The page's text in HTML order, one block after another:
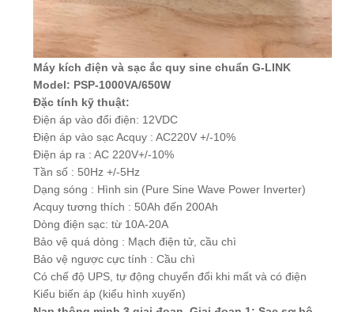
Máy kích điện và sạc ắc quy sine chuẩn
G-LINK
Model: PSP-1000VA /650W
Đặc tính kỹ thuật:
Điện áp vào đổi điện: 12VDC
Điện áp vào sạc Acquy : AC220V +/-10%
Điện áp ra : AC 220V+/-10%
Tần số : 50Hz +/-5Hz
Dạng sóng : Hình sin (Pure Sine Wave Power Inverter)
Acquy tương thích : 50Ah đến 200Ah
Dòng điện sạc: từ 10A-20A
Bảo vệ quá dòng : Mạch điện tử, cầu chì
Bảo vệ ngược cực tính : Cầu chì
Có chế độ UPS, tự động chuyển đổi khi mất và có điện
Kiểu biến áp (kiểu hình xuyến)
Nạp thông minh 3 giai đoạn, Giai đoạn 1: Sạc sơ bộ